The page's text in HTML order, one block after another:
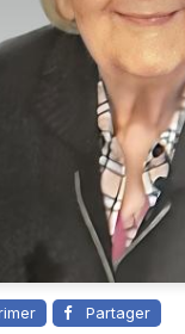
Partager